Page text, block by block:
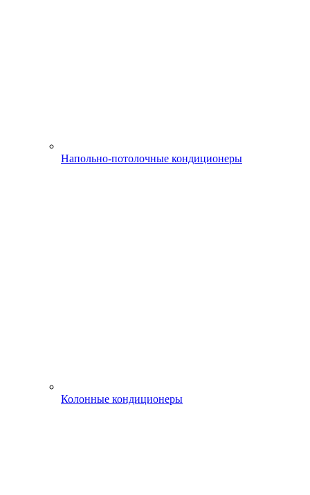
Напольно-потолочные кондиционеры
Колонные кондиционеры